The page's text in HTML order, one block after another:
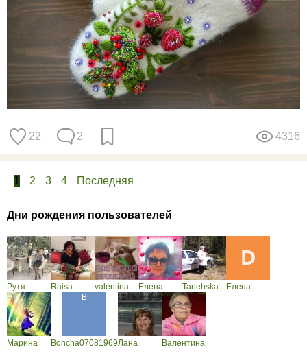
22 2 4316
1 2 3 4 Последняя
Дни рождения пользователей
Рутя Raisa valentina Елена Tanehska Елена
Марина Boncha07081969Лана Валентина